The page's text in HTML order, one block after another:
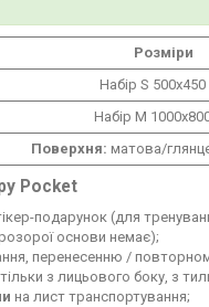
Розміри
Набір S
Набір M
Поверхня: матова/
Pocket
подарунок (для
основи немає);
перенесенню /
з лицьового боку, з
на лист транспортування;